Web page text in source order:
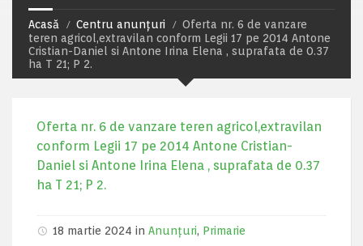
Acasă Centru anunțuri
Oferta nr. 6 de vanzare
teren agricol,extravilan conform Legii 17 pe 2014 Antone
Cristian-Daniel si Antone Irina Elena , suprafata de 0.37
ha T 21; P 2.
Oferta nr. 6 de vanzare teren agricol,extravilan
conform Legii 17 pe 2014 Antone Cristian-
Daniel si Antone Irina Elena , suprafata de 0.37
ha T 21; P 2.
18 martie 2024 in Anunțuri, Primarie